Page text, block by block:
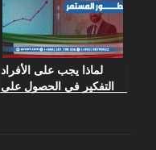
لماذا يجب على الأفراد
التفكير في الحصول على